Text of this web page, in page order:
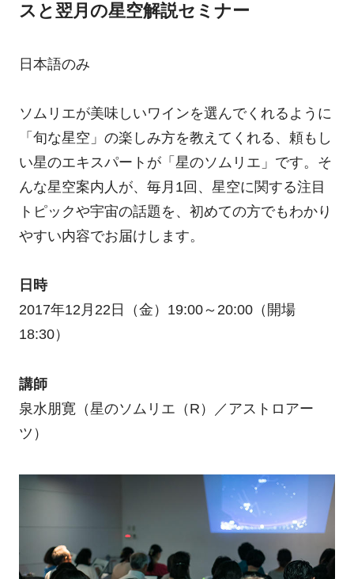
スと翌月の星空解説セミナー
日本語のみ
ソムリエが美味しいワインを選んでくれるように
「旬な星空」の楽しみ方を教えてくれる、頼もし
い星のエキスパートが「星のソムリエ」です。そ
んな星空案内人が、毎月1回、星空に関する注目
トピックや宇宙の話題を、初めての方でもわかり
やすい内容でお届けします。
日時
2017年12月22日（金）19:00～20:00（開場
18:30）
講師
泉水朋寛（星のソムリエ（R）／アストロアー
ツ）